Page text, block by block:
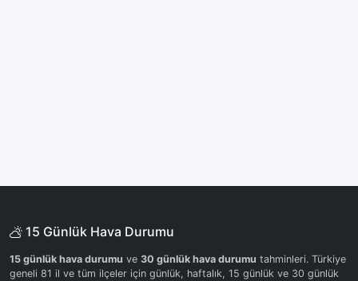
15 Günlük Hava Durumu
15 günlük hava durumu ve 30 günlük hava durumu tahminleri. Türkiye
geneli 81 il ve tüm ilçeler için günlük, haftalık, 15 günlük ve 30 günlük